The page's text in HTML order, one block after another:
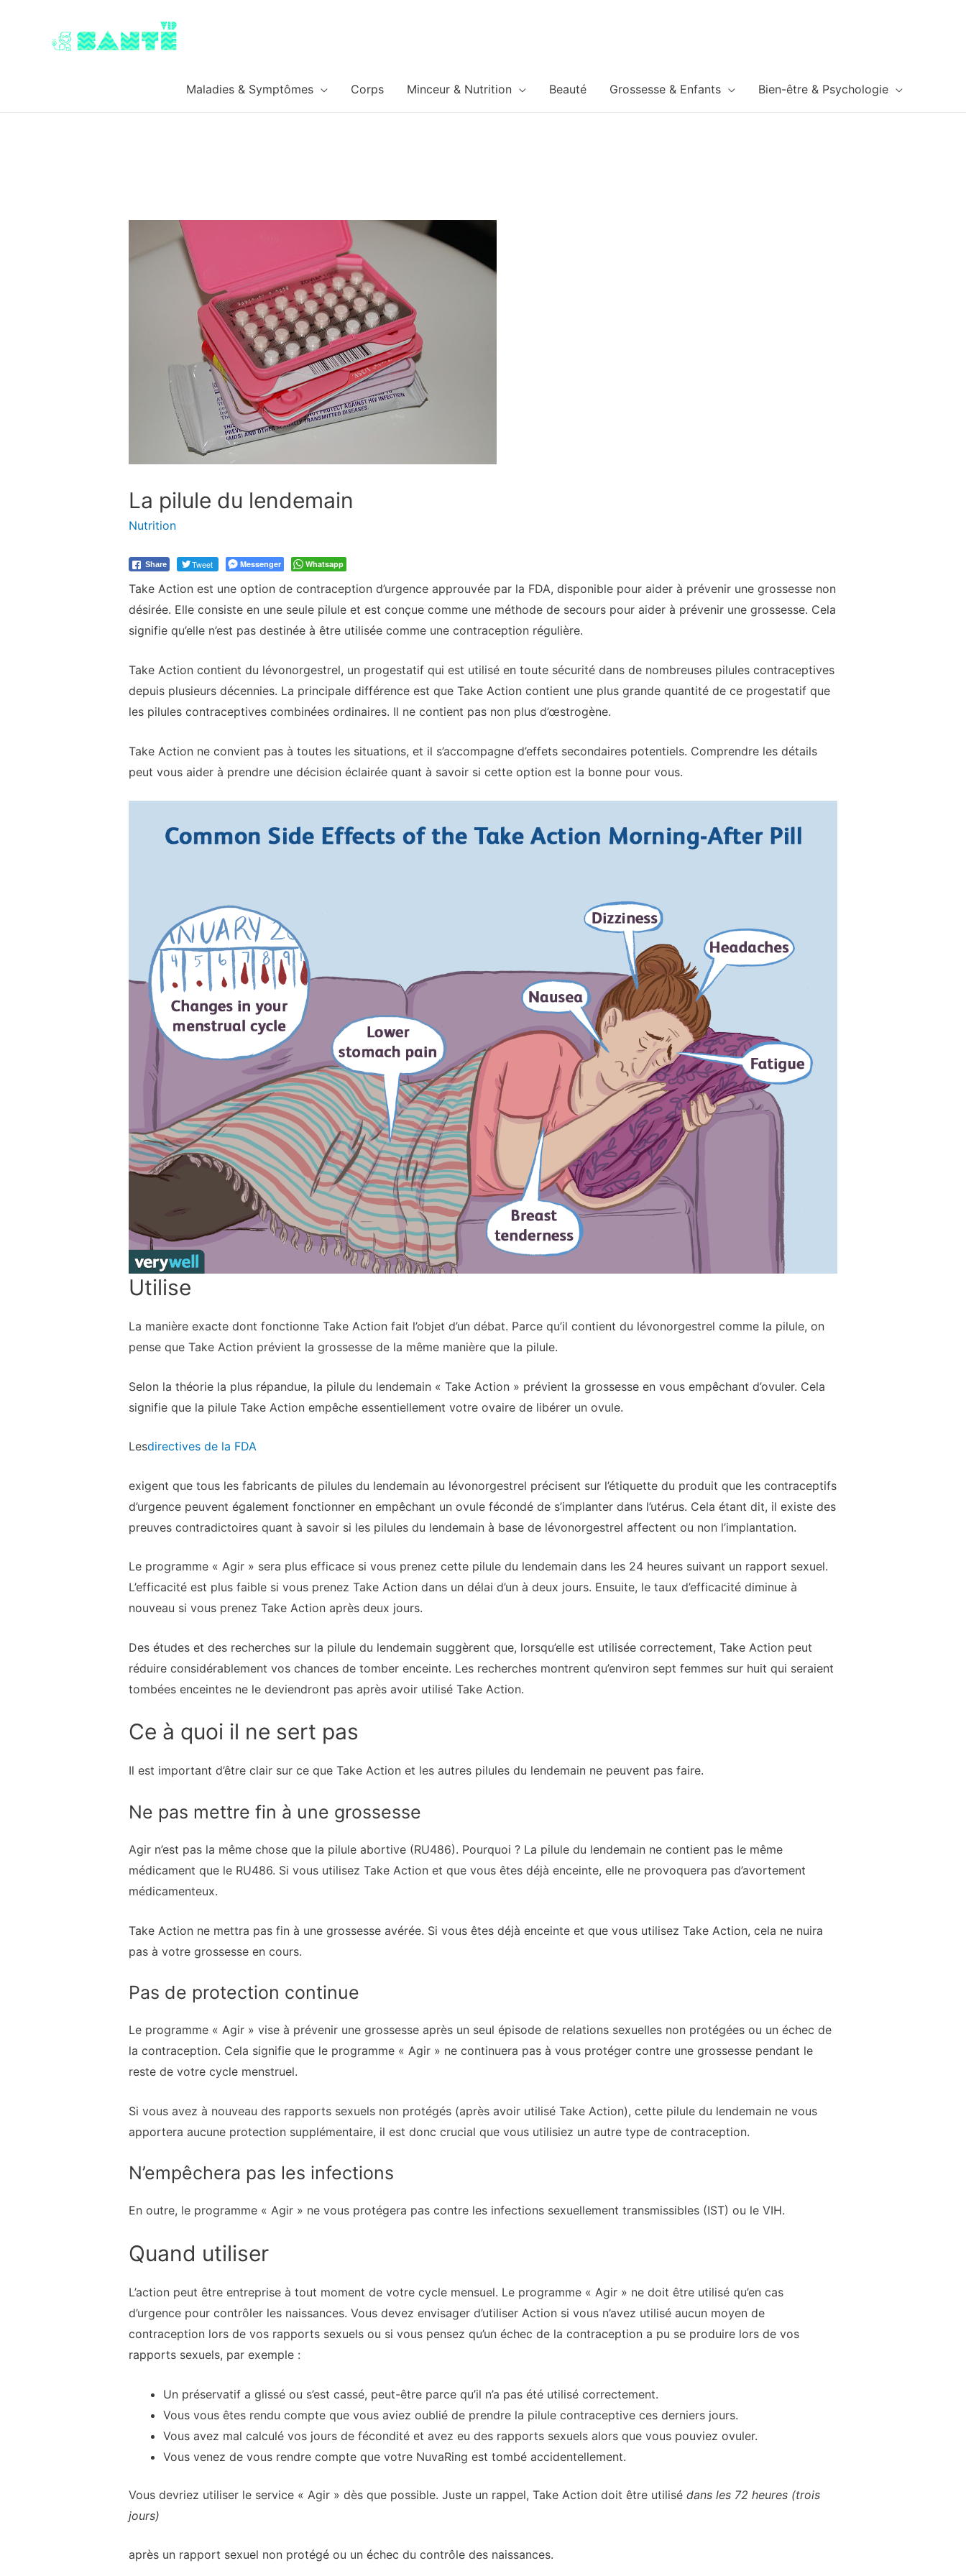
Maladies & Symptômes Corps Minceur & Nutrition Beauté Grossesse & Enfants Bien-être & Psychologie
La pilule du lendemain
Nutrition
Share Tweet Messenger Whatsapp
Take Action est une option de contraception d’urgence approuvée par la FDA, disponible pour aider à prévenir une grossesse non
désirée. Elle consiste en une seule pilule et est conçue comme une méthode de secours pour aider à prévenir une grossesse. Cela
signifie qu’elle n’est pas destinée à être utilisée comme une contraception régulière.
Take Action contient du lévonorgestrel, un progestatif qui est utilisé en toute sécurité dans de nombreuses pilules contraceptives
depuis plusieurs décennies. La principale différence est que Take Action contient une plus grande quantité de ce progestatif que
les pilules contraceptives combinées ordinaires. Il ne contient pas non plus d’œstrogène.
Take Action ne convient pas à toutes les situations, et il s’accompagne d’effets secondaires potentiels. Comprendre les détails
peut vous aider à prendre une décision éclairée quant à savoir si cette option est la bonne pour vous.
Utilise
La manière exacte dont fonctionne Take Action fait l’objet d’un débat. Parce qu’il contient du lévonorgestrel comme la pilule, on
pense que Take Action prévient la grossesse de la même manière que la pilule.
Selon la théorie la plus répandue, la pilule du lendemain « Take Action » prévient la grossesse en vous empêchant d’ovuler. Cela
signifie que la pilule Take Action empêche essentiellement votre ovaire de libérer un ovule.
Lesdirectives de la FDA
exigent que tous les fabricants de pilules du lendemain au lévonorgestrel précisent sur l’étiquette du produit que les contraceptifs
d’urgence peuvent également fonctionner en empêchant un ovule fécondé de s’implanter dans l’utérus. Cela étant dit, il existe des
preuves contradictoires quant à savoir si les pilules du lendemain à base de lévonorgestrel affectent ou non l’implantation.
Le programme « Agir » sera plus efficace si vous prenez cette pilule du lendemain dans les 24 heures suivant un rapport sexuel.
L’efficacité est plus faible si vous prenez Take Action dans un délai d’un à deux jours. Ensuite, le taux d’efficacité diminue à
nouveau si vous prenez Take Action après deux jours.
Des études et des recherches sur la pilule du lendemain suggèrent que, lorsqu’elle est utilisée correctement, Take Action peut
réduire considérablement vos chances de tomber enceinte. Les recherches montrent qu’environ sept femmes sur huit qui seraient
tombées enceintes ne le deviendront pas après avoir utilisé Take Action.
Ce à quoi il ne sert pas
Il est important d’être clair sur ce que Take Action et les autres pilules du lendemain ne peuvent pas faire.
Ne pas mettre fin à une grossesse
Agir n’est pas la même chose que la pilule abortive (RU486). Pourquoi ? La pilule du lendemain ne contient pas le même
médicament que le RU486. Si vous utilisez Take Action et que vous êtes déjà enceinte, elle ne provoquera pas d’avortement
médicamenteux.
Take Action ne mettra pas fin à une grossesse avérée. Si vous êtes déjà enceinte et que vous utilisez Take Action, cela ne nuira
pas à votre grossesse en cours.
Pas de protection continue
Le programme « Agir » vise à prévenir une grossesse après un seul épisode de relations sexuelles non protégées ou un échec de
la contraception. Cela signifie que le programme « Agir » ne continuera pas à vous protéger contre une grossesse pendant le
reste de votre cycle menstruel.
Si vous avez à nouveau des rapports sexuels non protégés (après avoir utilisé Take Action), cette pilule du lendemain ne vous
apportera aucune protection supplémentaire, il est donc crucial que vous utilisiez un autre type de contraception.
N’empêchera pas les infections
En outre, le programme « Agir » ne vous protégera pas contre les infections sexuellement transmissibles (IST) ou le VIH.
Quand utiliser
L’action peut être entreprise à tout moment de votre cycle mensuel. Le programme « Agir » ne doit être utilisé qu’en cas
d’urgence pour contrôler les naissances. Vous devez envisager d’utiliser Action si vous n’avez utilisé aucun moyen de
contraception lors de vos rapports sexuels ou si vous pensez qu’un échec de la contraception a pu se produire lors de vos
rapports sexuels, par exemple :
Un préservatif a glissé ou s’est cassé, peut-être parce qu’il n’a pas été utilisé correctement.
Vous vous êtes rendu compte que vous aviez oublié de prendre la pilule contraceptive ces derniers jours.
Vous avez mal calculé vos jours de fécondité et avez eu des rapports sexuels alors que vous pouviez ovuler.
Vous venez de vous rendre compte que votre NuvaRing est tombé accidentellement.
Vous devriez utiliser le service « Agir » dès que possible. Juste un rappel, Take Action doit être utilisé dans les 72 heures (trois
jours)
après un rapport sexuel non protégé ou un échec du contrôle des naissances.